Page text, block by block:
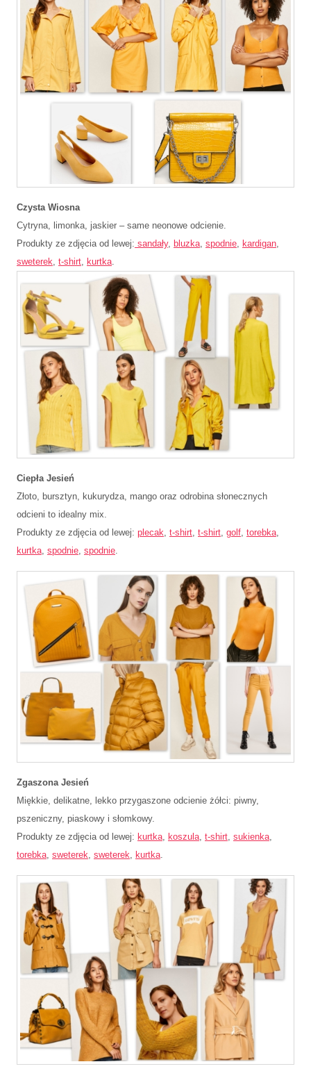
Czysta Wiosna
Cytryna, limonka, jaskier – same neonowe odcienie.
Produkty ze zdjęcia od lewej: sandały, bluzka, spodnie, kardigan,
sweterek, t-shirt, kurtka.
Ciepła Jesień
Złoto, bursztyn, kukurydza, mango oraz odrobina słonecznych
odcieni to idealny mix.
Produkty ze zdjęcia od lewej: plecak, t-shirt, t-shirt, golf, torebka,
kurtka, spodnie, spodnie.
Zgaszona Jesień
Miękkie, delikatne, lekko przygaszone odcienie żółci: piwny,
pszeniczny, piaskowy i słomkowy.
Produkty ze zdjęcia od lewej: kurtka koszula t-shirt sukienka
torebka sweterek sweterek kurtka